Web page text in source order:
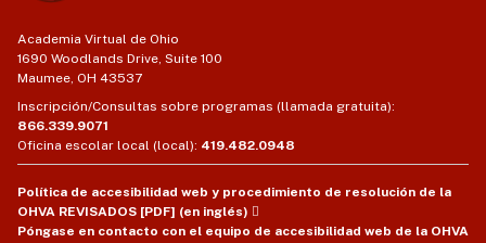
Academia Virtual de Ohio
1690 Woodlands Drive, Suite 100
Maumee, OH 43537
Inscripción/Consultas sobre programas (llamada gratuita):
866.339.9071
Oficina escolar local (local): 419.482.0948
Política de accesibilidad web y procedimiento de resolución de la
OHVA REVISADOS [PDF] (en inglés)
Póngase en contacto con el equipo de accesibilidad web de la OHVA